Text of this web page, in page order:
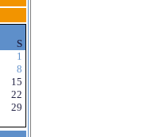
S
1
8
15
22
29